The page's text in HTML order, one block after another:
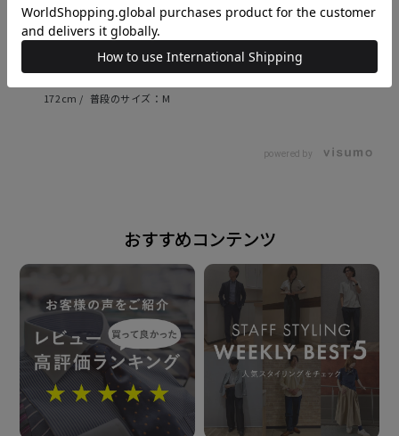
全長：約145cm 大剣幅：8.0cm
原産国
中国
この商品に対するお問い合わせ
M
172cm
powered by
おすすめコンテンツ